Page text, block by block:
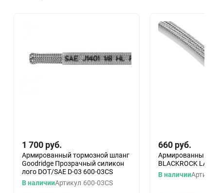
1 700 руб.
Армированный тормозной шланг
Goodridge Прозрачный силикон
лого DOT/SAE D-03 600-03CS
В наличииАртикул 600-03CS
660 руб.
Армированный
BLACKROCK LAB
В наличииАртикул